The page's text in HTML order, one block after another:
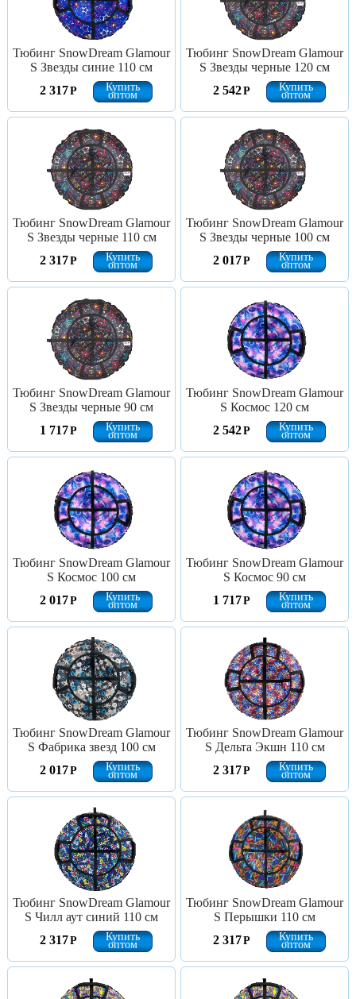
Тюбинг SnowDream Glamour
S Звезды синие 110 см
2 317Р Купить
оптом
Тюбинг SnowDream Glamour
S Звезды черные 120 см
2 542Р Купить
оптом
Тюбинг SnowDream Glamour
S Звезды черные 110 см
2 317Р Купить
оптом
Тюбинг SnowDream Glamour
S Звезды черные 100 см
2 017Р Купить
оптом
Тюбинг SnowDream Glamour
S Звезды черные 90 см
1 717Р Купить
оптом
Тюбинг SnowDream Glamour
S Космос 120 см
2 542Р Купить
оптом
Тюбинг SnowDream Glamour
S Космос 100 см
2 017Р Купить
оптом
Тюбинг SnowDream Glamour
S Космос 90 см
1 717Р Купить
оптом
Тюбинг SnowDream Glamour
S Фабрика звезд 100 см
2 017Р Купить
оптом
Тюбинг SnowDream Glamour
S Дельта Экшн 110 см
2 317Р Купить
оптом
Тюбинг SnowDream Glamour
S Чилл аут синий 110 см
2 317Р Купить
оптом
Тюбинг SnowDream Glamour
S Перышки 110 см
2 317Р Купить
оптом